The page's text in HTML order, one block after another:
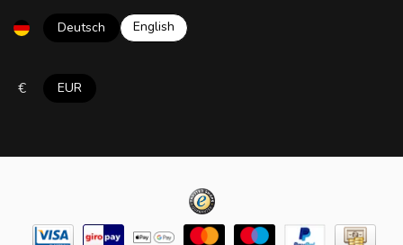
Deutsch English
€ EUR